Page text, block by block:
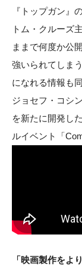
『トップガン』
トム・クルーズ
ままで何度か公
強いられてしま
になれる情報も
ジョセフ・コシ
を新たに開発し
ルイベント「
「映画製作をよ